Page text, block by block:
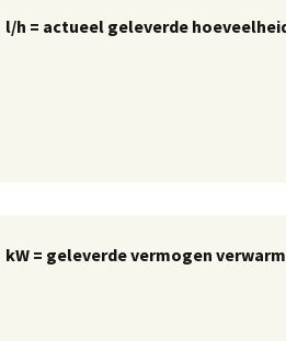
l/h = actueel geleverde
kW = geleverde vermogen